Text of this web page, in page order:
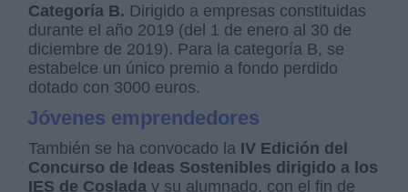
Categoría B. Dirigido a empresas constituidas
durante el año 2019 (del 1 de enero al 30 de
diciembre de 2019). Para la categoría B, se
estabelce un único premio a fondo perdido
dotado con 3000 euros.
Jóvenes emprendedores
También se ha convocado la IV Edición del
Concurso de Ideas Sostenibles dirigido a los
IES de Cosladay su alumnado, con el fin de